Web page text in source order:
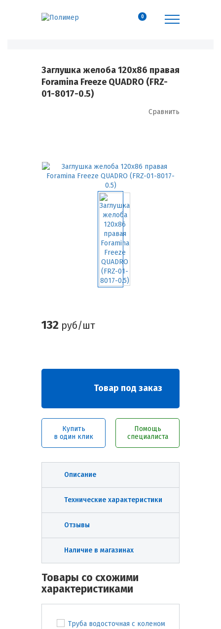
0
Заглушка желоба 120х86 правая
Foramina Freeze QUADRO (FRZ-
01-8017-0.5)
Сравнить
132 руб/шт
Товар под заказ
Купить
в один клик
Помощь
специалиста
Описание
Технические характеристики
Отзывы
Наличие в магазинах
Товары со схожими
характеристиками